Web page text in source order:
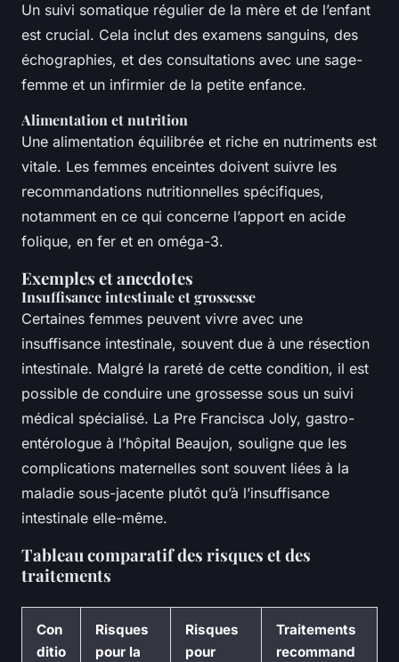
Un suivi somatique régulier de la mère et de l’enfant
est crucial. Cela inclut des examens sanguins, des
échographies, et des consultations avec une sage-
femme et un infirmier de la petite enfance.
Alimentation et nutrition
Une alimentation équilibrée et riche en nutriments est
vitale. Les femmes enceintes doivent suivre les
recommandations nutritionnelles spécifiques,
notamment en ce qui concerne l’apport en acide
folique, en fer et en oméga-3.
Exemples et anecdotes
Insuffisance intestinale et grossesse
Certaines femmes peuvent vivre avec une
insuffisance intestinale, souvent due à une résection
intestinale. Malgré la rareté de cette condition, il est
possible de conduire une grossesse sous un suivi
médical spécialisé. La Pre Francisca Joly, gastro-
entérologue à l’hôpital Beaujon, souligne que les
complications maternelles sont souvent liées à la
maladie sous-jacente plutôt qu’à l’insuffisance
intestinale elle-même.
Tableau comparatif des risques et des
traitements
Con
ditio
Risques
pour la
Risques
pour
Traitements
recommand